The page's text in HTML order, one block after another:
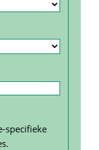
specifieke